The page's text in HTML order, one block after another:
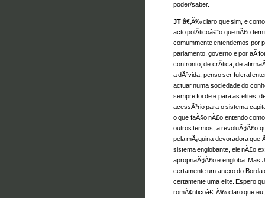
poder/saber.
JT:â€‚Ã‰ claro que sim, e
acto polÃ­ticoâ€”o que nÃ£o
comummente entendemos por
parlamento, governo e por aÃ­
confronto, de crÃ­tica, de
a dÃºvida, penso ser fulcral
actuar numa sociedade do
sempre foi de e para as elites,
acessÃ³rio para o sistema
o que faÃ§o nÃ£o entendo
outros termos, a revoluÃ§Ã£o
pela mÃ¡quina devoradora que
sistema englobante, ele nÃ£o
apropriaÃ§Ã£o e engloba. Mas
certamente um anexo do
certamente uma elite. Espero
romÃ¢nticoâ€¦ Ã‰ claro que